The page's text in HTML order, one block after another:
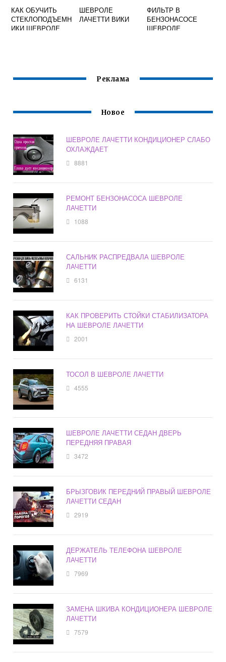
КАК ОБУЧИТЬ
СТЕКЛОПОДЪЕМН
ИКИ ШЕВРОЛЕ
ШЕВРОЛЕ
ЛАЧЕТТИ ВИКИ
ФИЛЬТР В
БЕНЗОНАСОСЕ
ШЕВРОЛЕ
Реклама
Новое
ШЕВРОЛЕ ЛАЧЕТТИ КОНДИЦИОНЕР СЛАБО
ОХЛАЖДАЕТ
8881
РЕМОНТ БЕНЗОНАСОСА ШЕВРОЛЕ
ЛАЧЕТТИ
1088
САЛЬНИК РАСПРЕДВАЛА ШЕВРОЛЕ
ЛАЧЕТТИ
6131
КАК ПРОВЕРИТЬ СТОЙКИ СТАБИЛИЗАТОРА
НА ШЕВРОЛЕ ЛАЧЕТТИ
2001
ТОСОЛ В ШЕВРОЛЕ ЛАЧЕТТИ
4555
ШЕВРОЛЕ ЛАЧЕТТИ СЕДАН ДВЕРЬ
ПЕРЕДНЯЯ ПРАВАЯ
3472
БРЫЗГОВИК ПЕРЕДНИЙ ПРАВЫЙ ШЕВРОЛЕ
ЛАЧЕТТИ СЕДАН
2919
ДЕРЖАТЕЛЬ ТЕЛЕФОНА ШЕВРОЛЕ
ЛАЧЕТТИ
7969
ЗАМЕНА ШКИВА КОНДИЦИОНЕРА ШЕВРОЛЕ
ЛАЧЕТТИ
7579